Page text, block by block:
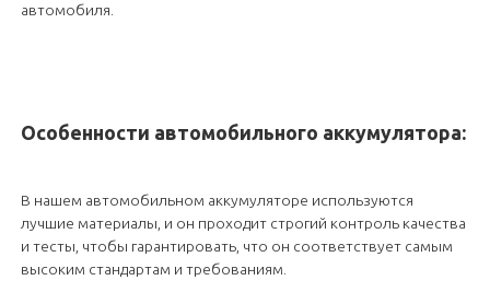
автомобиля.
Особенности автомобильного аккумулятора:
В нашем автомобильном аккумуляторе используются
лучшие материалы, и он проходит строгий контроль качества
и тесты, чтобы гарантировать, что он соответствует самым
высоким стандартам и требованиям.